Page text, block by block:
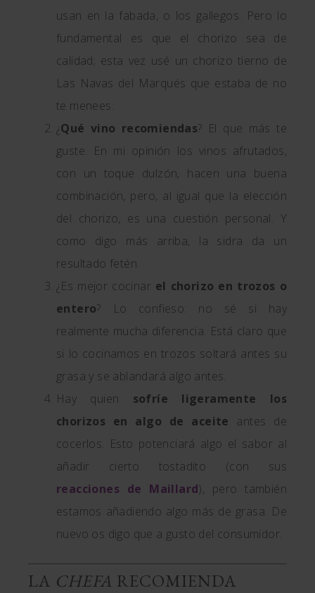
usan en la fabada, o los gallegos. Pero lo
fundamental es que el chorizo sea de
calidad; esta vez usé un chorizo tierno de
Las Navas del Marqués que estaba de no
te menees.
¿Qué vino recomiendas? El que más te
guste. En mi opinión los vinos afrutados,
con un toque dulzón, hacen una buena
combinación, pero, al igual que la elección
del chorizo, es una cuestión personal. Y
como digo más arriba, la sidra da un
resultado fetén.
¿Es mejor cocinar el chorizo en trozos o
entero? Lo confieso: no sé si hay
realmente mucha diferencia. Está claro que
si lo cocinamos en trozos soltará antes su
grasa y se ablandará algo antes.
Hay quien sofríe ligeramente los
chorizos en algo de aceite antes de
cocerlos. Esto potenciará algo el sabor al
añadir cierto tostadito (con sus
reacciones de Maillard), pero también
estamos añadiendo algo más de grasa. De
nuevo os digo que a gusto del consumidor.
LA CHEFA RECOMIENDA